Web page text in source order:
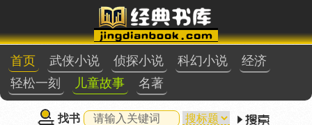
首页 武侠小说 侦探小说 科幻小说
经济
轻松一刻
儿童故事 名著
找书